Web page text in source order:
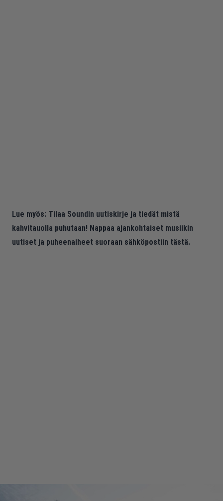
Lue myös: Tilaa Soundin uutiskirje ja tiedät mistä
kahvitauolla puhutaan! Nappaa ajankohtaiset musiikin
uutiset ja puheenaiheet suoraan sähköpostiin tästä.